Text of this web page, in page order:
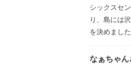
シックスセ
り、島には
を決めまし
なぁちゃん